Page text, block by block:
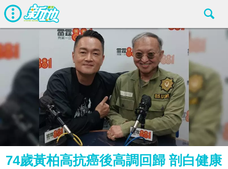
74歲黃柏高抗癌後高調回歸 剖白健康